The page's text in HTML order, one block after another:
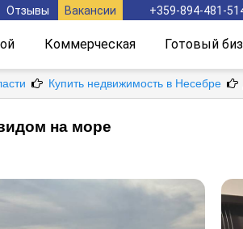
Отзывы Вакансии +359-894-481-
Коммерческая Готовый
Купить недвижимость в Несебре
на море